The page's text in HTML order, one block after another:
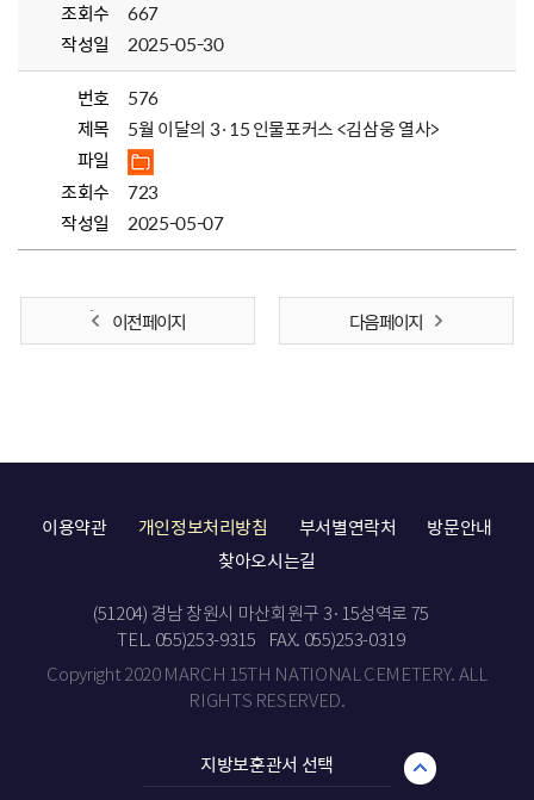
조회수
667
작성일
2025-05-30
번호
576
제목
5월 이달의 3·15 인물포커스 <김삼웅 열사>
파일
조회수
723
작성일
2025-05-07
이전 페이지 다음 페이지
이용약관 개인정보처리방침 부서별연락처
방문안내
찾아오시는길
(51204) 경남 창원시 마산회원구 3·15성역로 75
TEL. 055)253-9315
FAX. 055)253-0319
Copyright 2020 MARCH 15TH NATIONAL CEMETERY. ALL
RIGHTS RESERVED.
지방보훈관서 선택